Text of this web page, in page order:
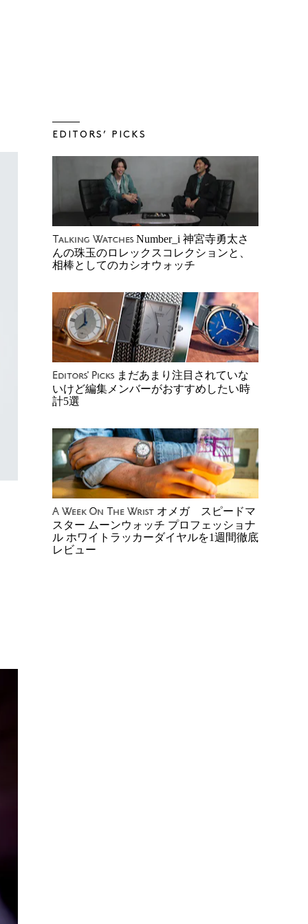
EDITORS’ PICKS
Talking Watches Number_i 神宮寺勇太さ
んの珠玉のロレックスコレクションと、
相棒としてのカシオウォッチ
Editors' Picks まだあまり注目されていな
いけど編集メンバーがおすすめしたい時
計5選
A Week On The Wrist オメガ スピードマ
スター ムーンウォッチ プロフェッショナ
ル ホワイトラッカーダイヤルを1週間徹底
レビュー